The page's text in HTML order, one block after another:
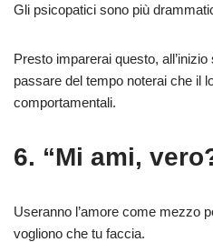
Gli psicopatici sono più
Presto imparerai questo,
passare del tempo noterai che il
comportamentali.
6. “Mi ami,
Useranno l’amore come mezzo
vogliono che tu faccia.